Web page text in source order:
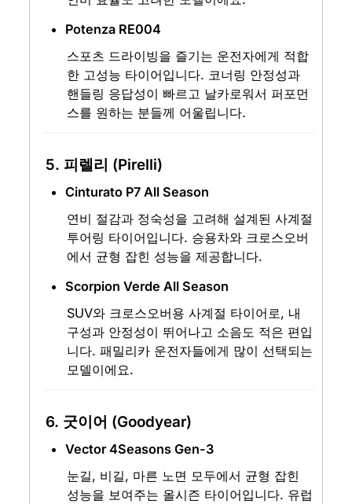
Potenza RE004
스포츠 드라이빙을 즐기는 운전자에게 적합
한 고성능 타이어입니다. 코너링 안정성과
핸들링 응답성이 빠르고 날카로워서 퍼포먼
스를 원하는 분들께 어울립니다.
5. 피렐리 (Pirelli)
Cinturato P7 All Season
연비 절감과 정숙성을 고려해 설계된 사계절
투어링 타이어입니다. 승용차와 크로스오버
에서 균형 잡힌 성능을 제공합니다.
Scorpion Verde All Season
SUV와 크로스오버용 사계절 타이어로, 내
구성과 안정성이 뛰어나고 소음도 적은 편입
니다. 패밀리카 운전자들에게 많이 선택되는
모델이에요.
6. 굿이어 (Goodyear)
Vector 4Seasons Gen-3
눈길, 비길, 마른 노면 모두에서 균형 잡힌
성능을 보여주는 올시즌 타이어입니다. 유럽